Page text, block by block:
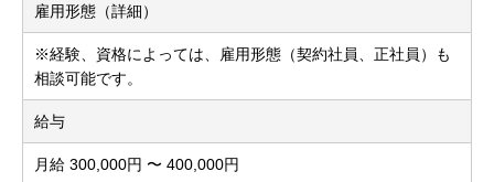
雇用形態（詳細）
※経験、資格によっては、雇用形態（契約社員、正社員）も
相談可能です。
給与
月給 300,000円 〜 400,000円